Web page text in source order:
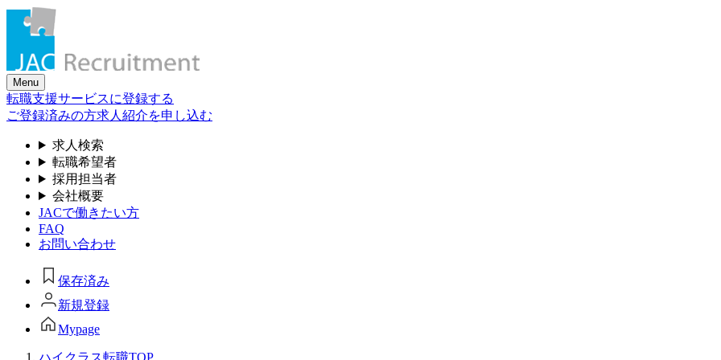
Skip
content
Menu
転職支援サービスに登録する
ご登録済みの方求人紹介を申し込む
求人検索
転職希望者
採用担当者
会社概要
JACで働きたい方
FAQ
お問い合わせ
保存済み
新規登録
Mypage
ハイクラス転職TOP